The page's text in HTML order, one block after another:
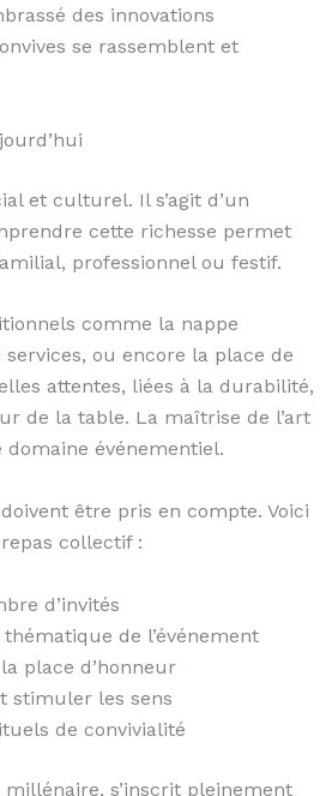
des innovations
se rassemblent et
et culturel. Il s’agit d’un
cette richesse permet
professionnel ou festif.
comme la nappe
ou encore la place de
attentes, liées à la durabilité,
de la table. La maîtrise de l’art
événementiel.
être pris en compte. Voici
collectif :
d’invités
de l’événement
place d’honneur
stimuler les sens
de convivialité
s’inscrit pleinement